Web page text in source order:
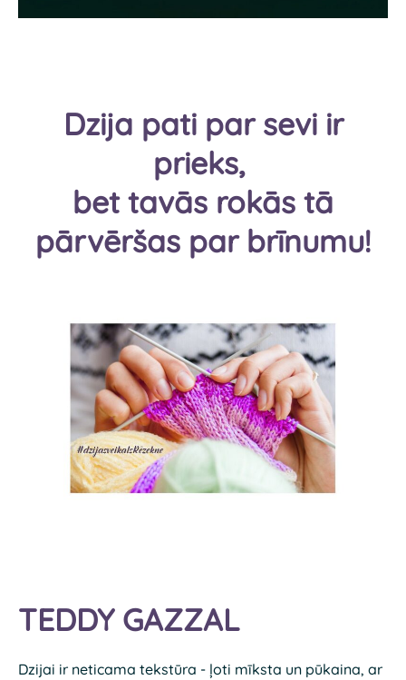
Dzija pati par sevi ir
prieks,
bet tavās rokās tā
pārvēršas par brīnumu!
TEDDY GAZZAL
Dzijai ir neticama tekstūra - ļoti mīksta un pūkaina, ar